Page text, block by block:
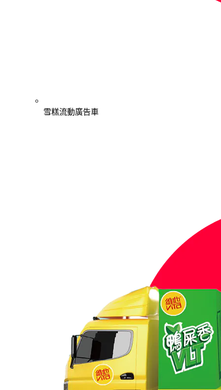
雪糕流動廣告車